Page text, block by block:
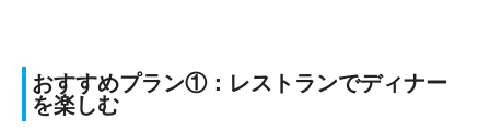
おすすめプラン①：レストランでディナー
を楽しむ